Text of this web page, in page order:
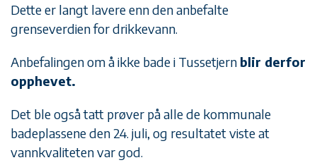
Dette er langt lavere enn den anbefalte
grenseverdien for drikkevann.
Anbefalingen om å ikke bade i Tussetjern blir derfor
opphevet.
Det ble også tatt prøver på alle de kommunale
badeplassene den 24. juli, og resultatet viste at
vannkvaliteten var god.